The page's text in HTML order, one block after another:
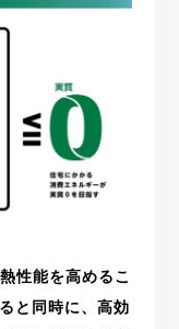
性能を高めるこ
と同時に、高効